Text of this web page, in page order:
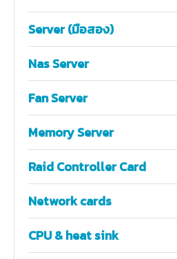
Server (มือสอง)
Nas Server
Fan Server
Memory Server
Raid Controller Card
Network cards
CPU & heat sink